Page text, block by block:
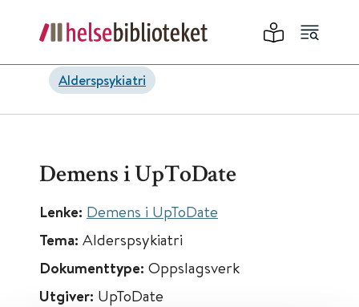
Alderspsykiatri
Demens i UpToDate
Lenke: Demens i UpToDate
Tema: Alderspsykiatri
Dokumenttype: Oppslagsverk
Utgiver: UpToDate